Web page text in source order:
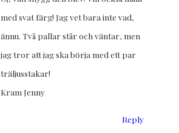
med svat färg! Jag vet bara inte vad,
ännu. Två pallar står och väntar, men
jag tror att jag ska börja med ett par
träljusstakar!
Kram Jenny
Reply